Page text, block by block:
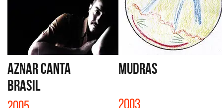
AZNAR CANTA
BRASIL
MUDRAS
2003